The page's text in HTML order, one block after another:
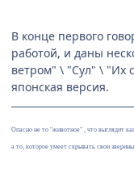
В конце первого
работой, и даны
ветром" \ "Сул" \ "Их
японская версия.
Опасно не то "животное" , что выглядит
а то, которое умеет скрывать свои